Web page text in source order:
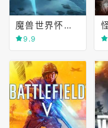
魔兽世界怀旧服(World of Warcraft Classic)
9.9